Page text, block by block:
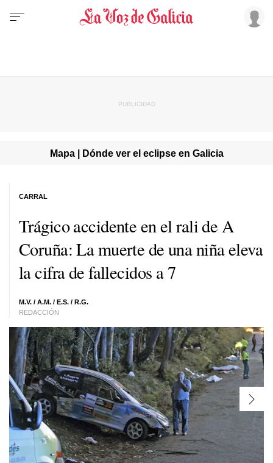
Mapa | Dónde ver el eclipse en Galicia
Trágico accidente en el rali de A
Coruña: La muerte de una niña eleva
la cifra de fallecidos a 7
M.V. / A.M. / E.S. / R.G.
REDACCIÓN
CARRAL